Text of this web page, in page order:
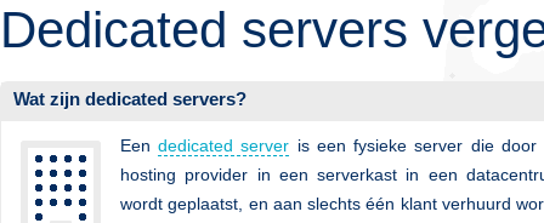
Dedicated servers
Wat zijn dedicated servers?
Eendedicated server is een fysieke server die door
hosting provider in een serverkast in een
wordt geplaatst, en aan slechts één klant verhuurd